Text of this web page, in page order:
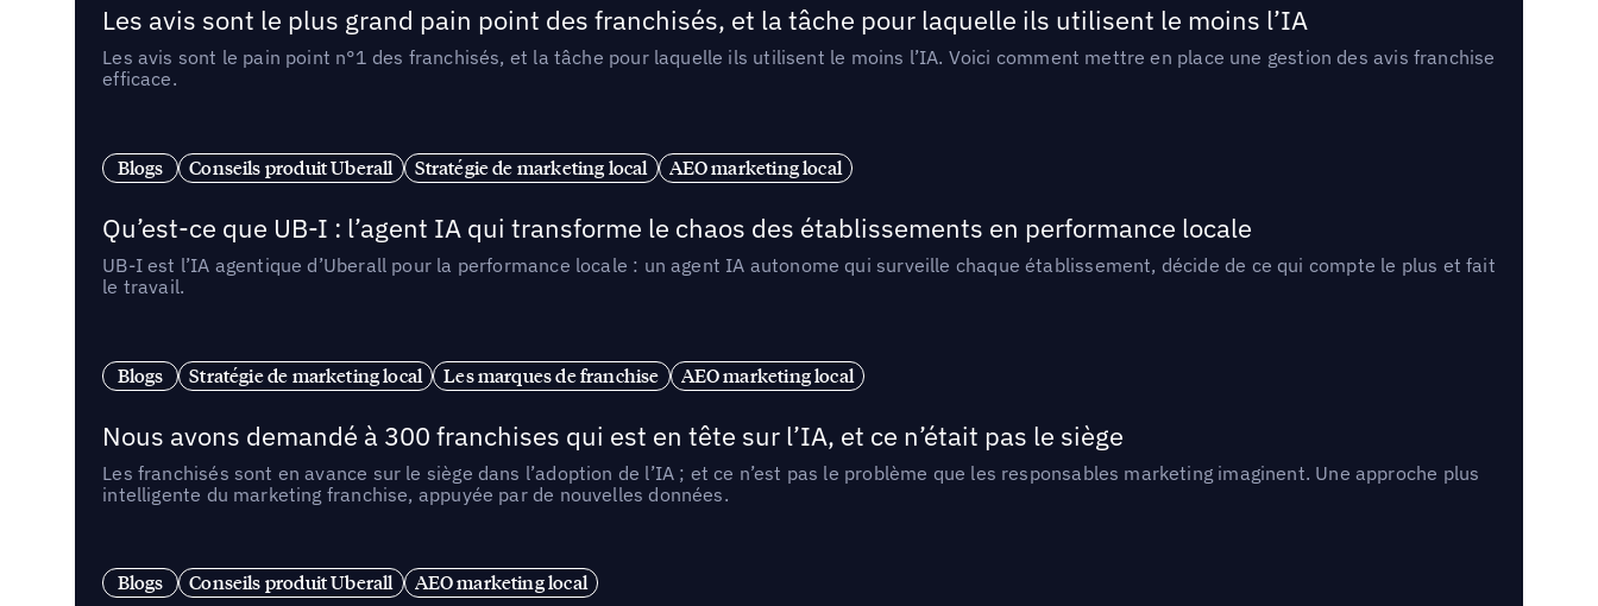
Les avis sont le plus grand pain point des franchisés, et la tâche pour laquelle ils utilisent le moins l’IA
Les avis sont le pain point n°1 des franchisés, et la tâche pour laquelle ils utilisent le moins l’IA. Voici comment mettre en place une gestion des avis franchise
efficace.
Blogs Conseils produit Uberall Stratégie de marketing local AEO marketing local
Qu’est-ce que UB-I : l’agent IA qui transforme le chaos des établissements en performance locale
UB-I est l’IA agentique d’Uberall pour la performance locale : un agent IA autonome qui surveille chaque établissement, décide de ce qui compte le plus et fait
le travail.
Blogs Stratégie de marketing local Les marques de franchise AEO marketing local
Nous avons demandé à 300 franchises qui est en tête sur l’IA, et ce n’était pas le siège
Les franchisés sont en avance sur le siège dans l’adoption de l’IA ; et ce n’est pas le problème que les responsables marketing imaginent. Une approche plus
intelligente du marketing franchise, appuyée par de nouvelles données.
Blogs Conseils produit Uberall AEO marketing local